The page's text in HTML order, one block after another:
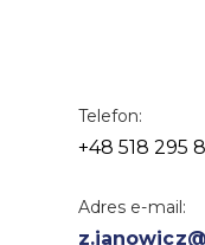
Telefon:
+48 518 295
Adres e-mail: